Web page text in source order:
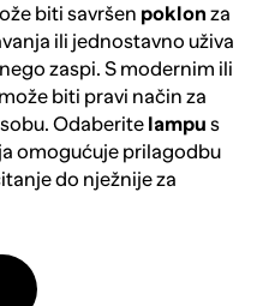
biti savršen poklon za
ili jednostavno uživa
zaspi. S modernim ili
biti pravi način za
Odaberite lampu s
omogućuje prilagodbu
do nježnije za